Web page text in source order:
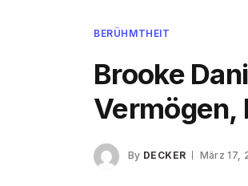
BERÜHMTHEIT
Brooke
Vermögen,
By DECKER März 17,